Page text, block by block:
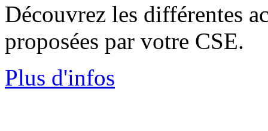
Découvrez les différentes
proposées par votre CSE.
Plus d'infos